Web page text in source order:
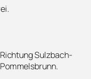
Sulzbach-